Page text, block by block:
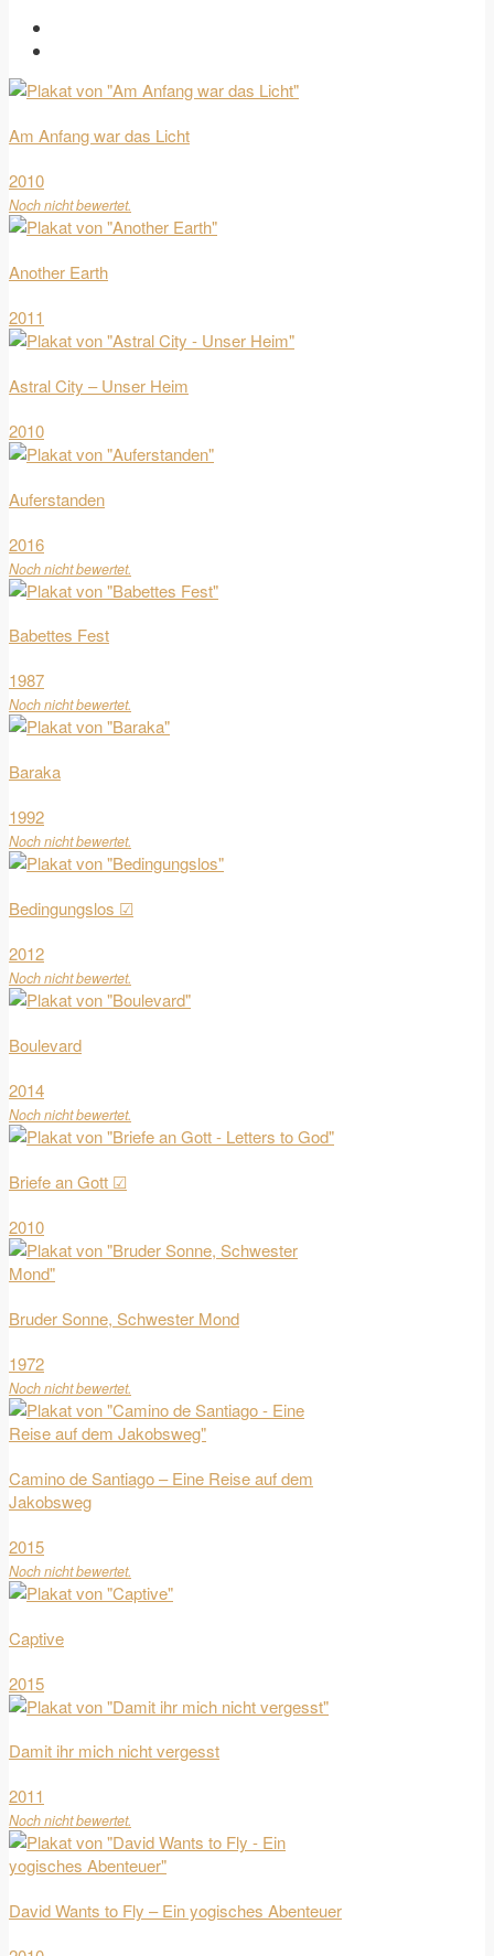
Am Anfang war das Licht
2010
Noch nicht bewertet.
Another Earth
2011
Astral City – Unser Heim
2010
Auferstanden
2016
Noch nicht bewertet.
Babettes Fest
1987
Noch nicht bewertet.
Baraka
1992
Noch nicht bewertet.
Bedingungslos ☑
2012
Noch nicht bewertet.
Boulevard
2014
Noch nicht bewertet.
Briefe an Gott ☑
2010
Bruder Sonne, Schwester Mond
1972
Noch nicht bewertet.
Camino de Santiago – Eine Reise auf dem
Jakobsweg
2015
Noch nicht bewertet.
Captive
2015
Damit ihr mich nicht vergesst
2011
Noch nicht bewertet.
David Wants to Fly – Ein yogisches Abenteuer